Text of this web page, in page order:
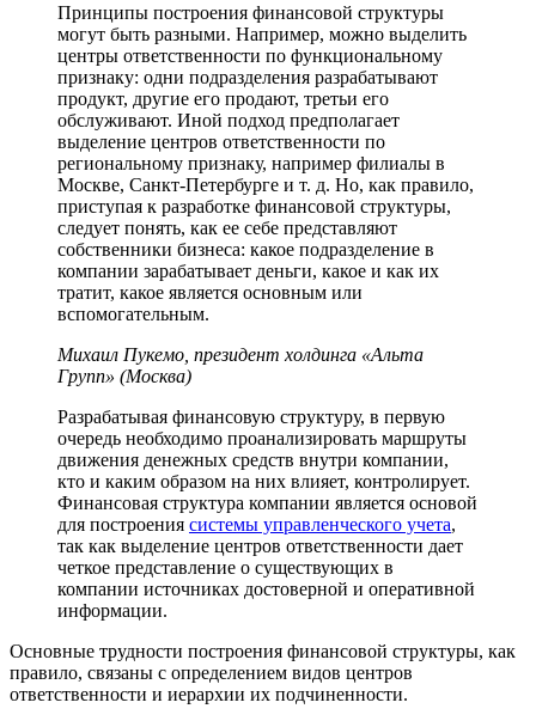
Принципы построения финансовой структуры
могут быть разными. Например, можно выделить
центры ответственности по функциональному
признаку: одни подразделения разрабатывают
продукт, другие его продают, третьи его
обслуживают. Иной подход предполагает
выделение центров ответственности по
региональному признаку, например филиалы в
Москве, Санкт-Петербурге и т. д. Но, как правило,
приступая к разработке финансовой структуры,
следует понять, как ее себе представляют
собственники бизнеса: какое подразделение в
компании зарабатывает деньги, какое и как их
тратит, какое является основным или
вспомогательным.
Михаил Пукемо, президент холдинга «Альта
Групп» (Москва)
Разрабатывая финансовую структуру, в первую
очередь необходимо проанализировать маршруты
движения денежных средств внутри компании,
кто и каким образом на них влияет, контролирует.
Финансовая структура компании является основой
для построения системы управленческого учета,
так как выделение центров ответственности дает
четкое представление о существующих в
компании источниках достоверной и оперативной
информации.
Основные трудности построения финансовой структуры, как
правило, связаны с определением видов центров
ответственности и иерархии их подчиненности.